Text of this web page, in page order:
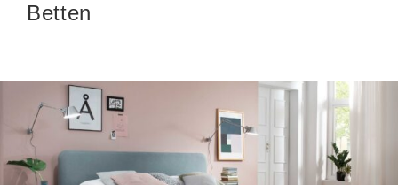
Betten